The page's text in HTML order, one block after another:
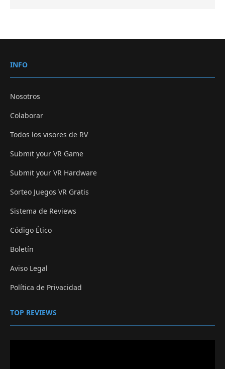
INFO
Nosotros
Colaborar
Todos los visores de RV
Submit your VR Game
Submit your VR Hardware
Sorteo Juegos VR Gratis
Sistema de Reviews
Código Ético
Boletín
Aviso Legal
Política de Privacidad
TOP REVIEWS